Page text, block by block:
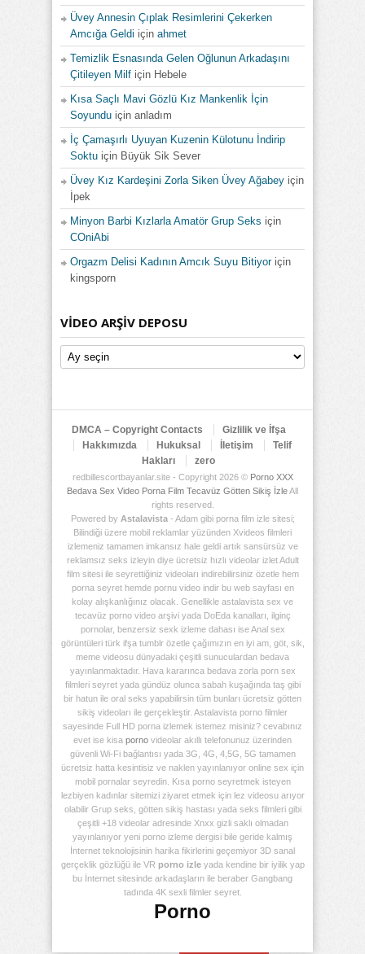
Üvey Annesin Çıplak Resimlerini Çekerken
Amcığa Geldi için ahmet
Temizlik Esnasında Gelen Oğlunun Arkadaşını
Çitileyen Milf için Hebele
Kısa Saçlı Mavi Gözlü Kız Mankenlik İçin
Soyundu için anladım
İç Çamaşırlı Uyuyan Kuzenin Külotunu İndirip
Soktu için Büyük Sik Sever
Üvey Kız Kardeşini Zorla Siken Üvey Ağabey için
İpek
Minyon Barbi Kızlarla Amatör Grup Seks için
COniAbi
Orgazm Delisi Kadının Amcık Suyu Bitiyoriçin
kingsporn
VIDEO ARŞIV DEPOSU
Video
Arşiv
DMCA – Copyright Contacts
Gizlilik ve İfşa
Hakkımızda
Hukuksal İletişim
Telif
Hakları
zero
redbillescortbayanlar.site - Copyright 2026 © Porno XXX
Bedava Sex Video Porna Film Tecavüz Götten Sikiş İzleAll
rights reserved.
Powered by Astalavista- Adam gibi porna film izle sitesi;
Bilindiği üzere mobil reklamlar yüzünden Xvideos filmleri
izlemeniz tamamen imkansız hale geldi artık sansürsüz ve
reklamsız seks izleyin diye ücretsiz hızlı videolar izlet Adult
film sitesi ile seyrettiğiniz videoları indirebilirsiniz özetle hem
porna seyret hemde pornu video indir bu web sayfası en
kolay alışkanlığınız olacak. Genellikle astalavista sex ve
tecavüz porno video arşivi yada DoEda kanalları, ilginç
pornolar, benzersiz sexk izleme dahası ise Anal sex
görüntüleri türk ifşa tumblr özetle çağımızın en iyi am, göt, sik,
meme videosu dünyadaki çeşitli sunuculardan bedava
yayınlanmaktadır. Hava kararınca bedava zorla porn sex
filmleri seyret yada gündüz olunca sabah kuşağında taş gibi
bir hatun ile oral seks yapabilirsin tüm bunları ücretsiz götten
sikiş videoları ile gerçekleştir. Astalavista porno filmler
sayesinde Full HD porna izlemek istemez misiniz? cevabınız
evet ise kisa porno videolar akıllı telefonunuz üzerinden
güvenli Wi-Fi bağlantısı yada 3G, 4G, 4,5G, 5G tamamen
ücretsiz hatta kesintisiz ve naklen yayınlanıyor online sex için
mobil pornalar seyredin. Kısa porno seyretmek isteyen
lezbiyen kadınlar sitemizi ziyaret etmek için lez videosu arıyor
olabilir Grup seks, götten sikiş hastası yada seks filmleri gibi
çeşitli +18 videolar adresinde Xnxx gizli saklı olmadan
yayınlanıyor yeni porno izleme dergisi bile geride kalmış
İnternet teknolojisinin harika fikirlerini geçemiyor 3D sanal
gerçeklik gözlüğü ile VR porno izleyada kendine bir iyilik yap
bu İnternet sitesinde arkadaşların ile beraber Gangbang
tadında 4K sexli filmler seyret.
Porno